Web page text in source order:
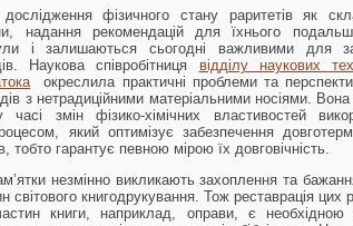
дослідження фізичного стану раритетів як
надання рекомендацій для їхнього
і залишаються сьогодні важливими для
Наукова співробітниця відділу наукових
окреслила практичні проблеми та
з нетрадиційними матеріальними носіями.
часі змін фізико-хімічних властивостей
який оптимізує забезпечення
тобто гарантує певною мірою їх довговічність.
незмінно викликають захоплення та
світового книгодрукування. Тож реставрація цих
книги, наприклад, оправи, є необхідною